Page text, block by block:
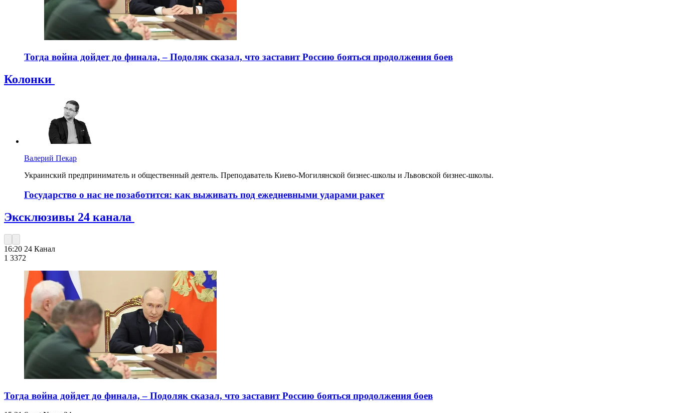
Тогда война дойдет до финала, – Подоляк сказал, что заставит Россию бояться продолжения боев
Колонки
Валерий Пекар
Украинский предприниматель и общественный деятель. Преподаватель Киево-Могилянской бизнес-школы и Львовской бизнес-школы.
Государство о нас не позаботится: как выживать под ежедневными ударами ракет
Эксклюзивы 24 канала
16:20 24 Канал
1 3372
Тогда война дойдет до финала, – Подоляк сказал, что заставит Россию бояться продолжения боев